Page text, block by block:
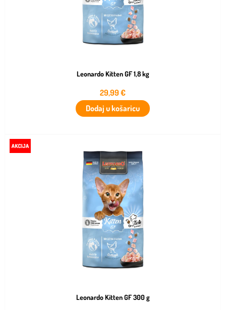
Leonardo Kitten GF 1,8 kg
29,99€
Dodaj u košaricu
Leonardo Kitten GF 300 g